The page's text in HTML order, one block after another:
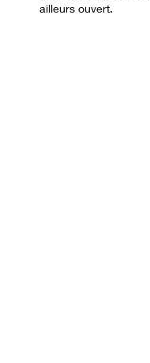
ailleurs ouvert.